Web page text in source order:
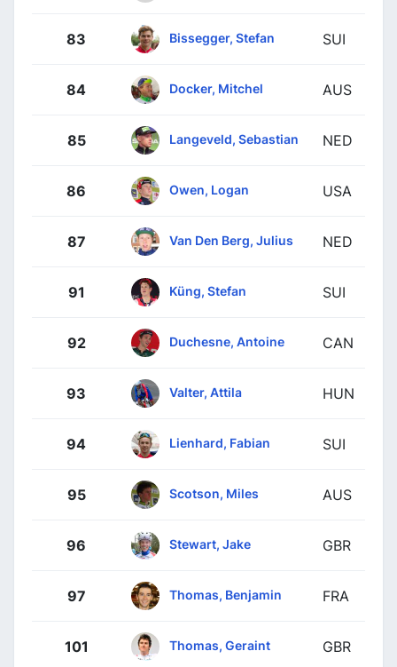
83 Bissegger, Stefan SUI
84 Docker, Mitchel AUS
85 Langeveld, Sebastian NED
86 Owen, Logan USA
87 Van Den Berg, Julius NED
91 Küng, Stefan SUI
92 Duchesne, Antoine CAN
93 Valter, Attila HUN
94 Lienhard, Fabian SUI
95 Scotson, Miles AUS
96 Stewart, Jake GBR
97 Thomas, Benjamin FRA
101 Thomas, Geraint GBR